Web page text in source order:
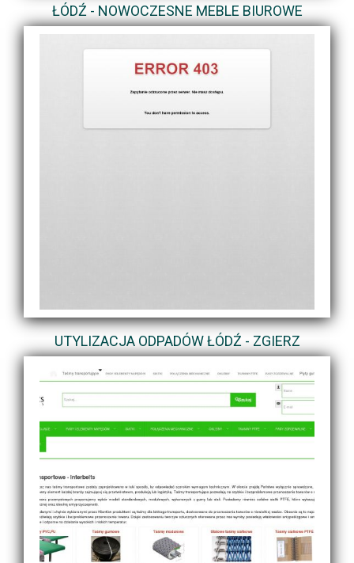
ŁÓDŹ - NOWOCZESNE MEBLE BIUROWE
UTYLIZACJA ODPADÓW ŁÓDŹ - ZGIERZ